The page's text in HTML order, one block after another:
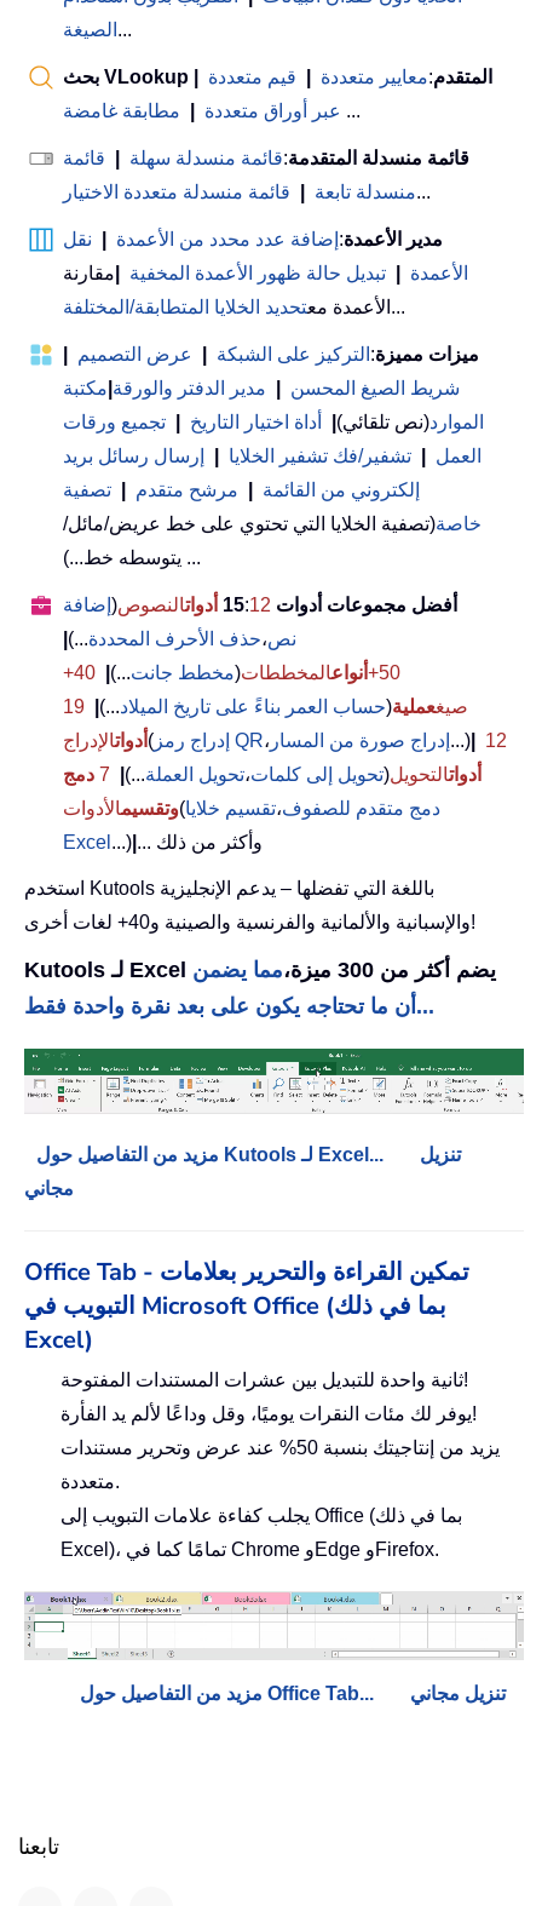
الصيغة ...
بحث VLookup المتقدم:معايير متعددة قيم متعددة
عبر أوراق متعددة
مطابقة غامضة ...
قائمة منسدلة المتقدمة:قائمة منسدلة سهلة
قائمة
منسدلة تابعة
قائمة منسدلة متعددة الاختيار ...
مدير الأعمدة: إضافة عدد محدد من الأعمدة
نقل
الأعمدة
تبديل حالة ظهور الأعمدة المخفية
مقارنة
الأعمدة معتحديد الخلايا المتطابقة/المختلفة ...
ميزات مميزة: التركيز على الشبكة عرض التصميم
شريط الصيغ المحسن
مدير الدفتر والورقة مكتبة
الموارد(نص تلقائي) أداة اختيار التاريخ
تجميع ورقات
العمل
تشفير/فك تشفير الخلايا
إرسال رسائل بريد
إلكتروني من القائمة
مرشح متقدم
تصفية
خاصة(تصفية الخلايا التي تحتوي على خط عريض/مائل/
يتوسطه خط...) ...
أفضل مجموعات أدوات 15 :12 أدواتالنصوص( إضافة
نص،حذف الأحرف المحددة...)
50+
أنواعالمخططات(مخطط جانت...)
40+
صيغعملية(حساب العمر بناءً على تاريخ الميلاد...)
19
أدواتالإدراج ( إدراج رمز QR، إدراج صورة من المسار ...)
12
أدواتالتحويل(تحويل إلى كلمات،تحويل العملة...)
7 دمج
وتقسيمالأدوات ( دمج متقدم للصفوف،تقسيم خلايا
Excel ...) ... وأكثر من ذلك
استخدم Kutools باللغة التي تفضلها – يدعم الإنجليزية
والإسبانية والألمانية والفرنسية والصينية و40+ لغات أخرى!
Kutools لـ Excel يضم أكثر من 300 ميزة،
مما يضمن
أن ما تحتاجه يكون على بعد نقرة واحدة فقط...
مزيد من التفاصيل حول Kutools لـ Excel...
تنزيل
مجاني
Office Tab - تمكين القراءة والتحرير بعلامات
التبويب في Microsoft Office (بما في ذلك
Excel)
ثانية واحدة للتبديل بين عشرات المستندات المفتوحة!
يوفر لك مئات النقرات يوميًا، وقل وداعًا لألم يد الفأرة!
يزيد من إنتاجيتك بنسبة 50% عند عرض وتحرير مستندات
متعددة.
يجلب كفاءة علامات التبويب إلى Office (بما في ذلك
Excel)، تمامًا كما في Chrome وEdge وFirefox.
مزيد من التفاصيل حول Office Tab... تنزيل مجاني
تابعنا